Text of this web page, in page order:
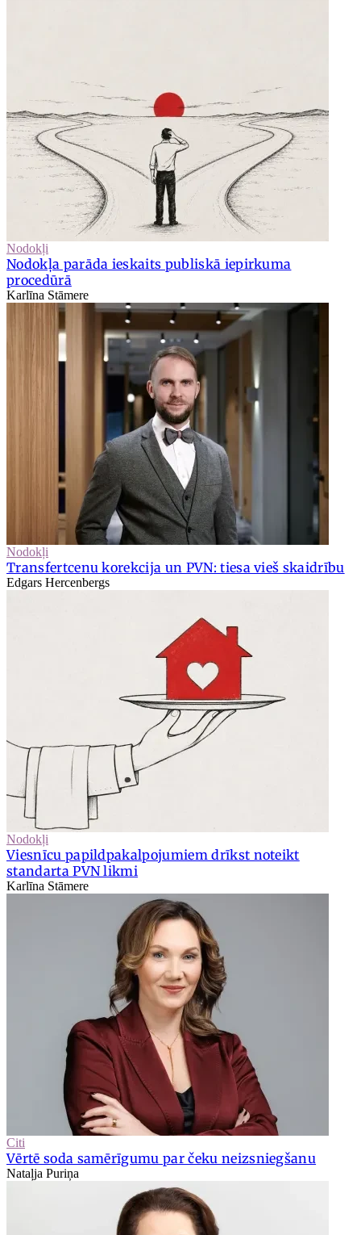
Nodokļi
Nodokļa parāda ieskaits publiskā iepirkuma
procedūrā
Karlīna Stāmere
Nodokļi
Transfertcenu korekcija un PVN: tiesa vieš skaidrību
Edgars Hercenbergs
Nodokļi
Viesnīcu papildpakalpojumiem drīkst noteikt
standarta PVN likmi
Karlīna Stāmere
Citi
Vērtē soda samērīgumu par čeku neizsniegšanu
Nataļja Puriņa